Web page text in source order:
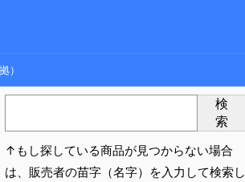
）
検
索
↑もし探している商品が見つからない場合
は、販売者の苗字（名字）を入力して検索し